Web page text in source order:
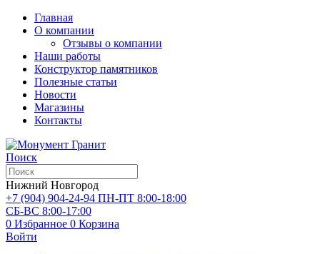
Главная
О компании
Отзывы о компании
Наши работы
Конструктор памятников
Полезные статьи
Новости
Магазины
Контакты
Поиск
Нижний Новгород
+7 (904) 904-24-94 ПН-ПТ 8:00-18:00
СБ-ВС 8:00-17:00
0 Избранное 0 Корзина
Войти